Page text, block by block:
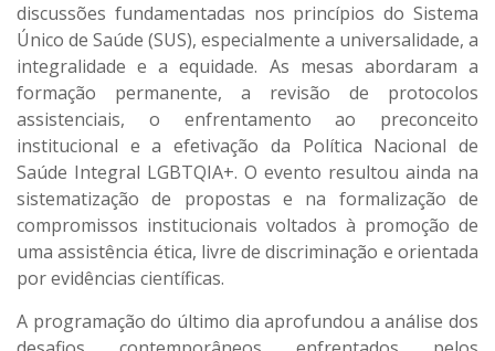
discussões fundamentadas nos princípios do Sistema
Único de Saúde (SUS), especialmente a universalidade, a
integralidade e a equidade. As mesas abordaram a
formação permanente, a revisão de protocolos
assistenciais, o enfrentamento ao preconceito
institucional e a efetivação da Política Nacional de
Saúde Integral LGBTQIA+. O evento resultou ainda na
sistematização de propostas e na formalização de
compromissos institucionais voltados à promoção de
uma assistência ética, livre de discriminação e orientada
por evidências científicas.
A programação do último dia aprofundou a análise dos